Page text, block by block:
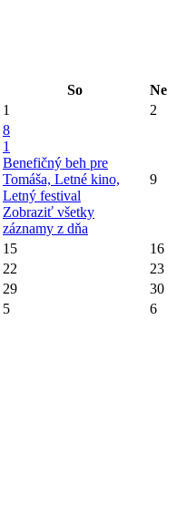
So
Ne
1 2
8
1
Benefičný beh pre
Tomáša, Letné kino,
Letný festival
Zobraziť všetky
záznamy z dňa
9
15
16
22
23
29
30
5 6